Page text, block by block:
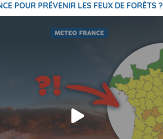
POUR PRÉVENIR LES FEUX DE FORÊTS ?